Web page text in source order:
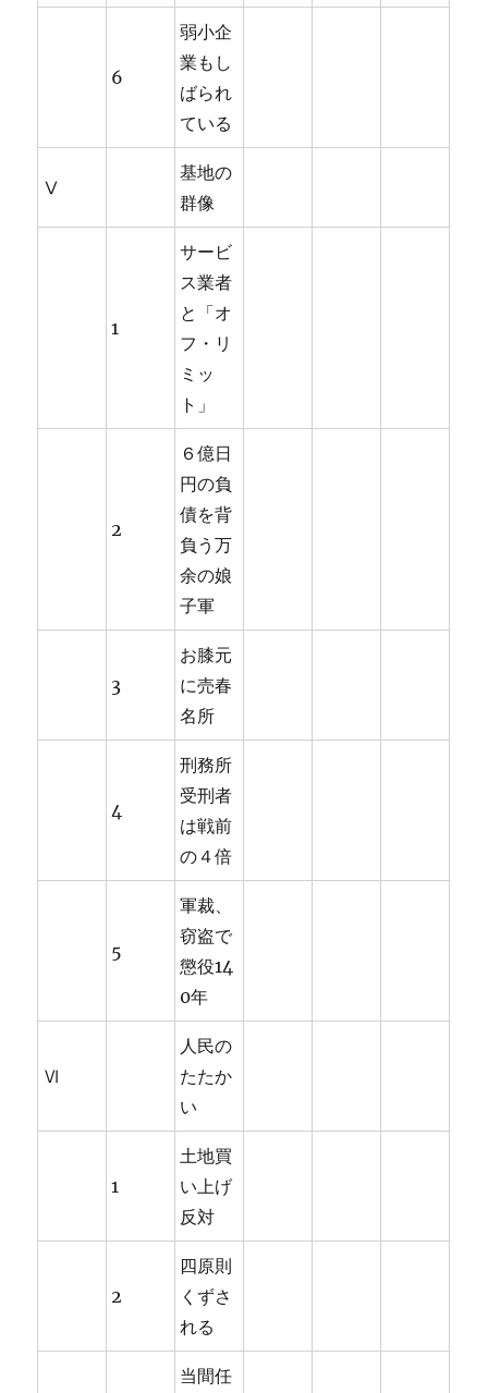
6
弱小企
業もし
ばられ
ている
Ⅴ
基地の
群像
1
サービ
ス業者
と「オ
フ・リ
ミッ
ト」
2
６億日
円の負
債を背
負う万
余の娘
子軍
3
お膝元
に売春
名所
4
刑務所
受刑者
は戦前
の４倍
5
軍裁、
窃盗で
懲役14
0年
Ⅵ
人民の
たたか
い
1
土地買
い上げ
反対
2
四原則
くずさ
れる
当間任